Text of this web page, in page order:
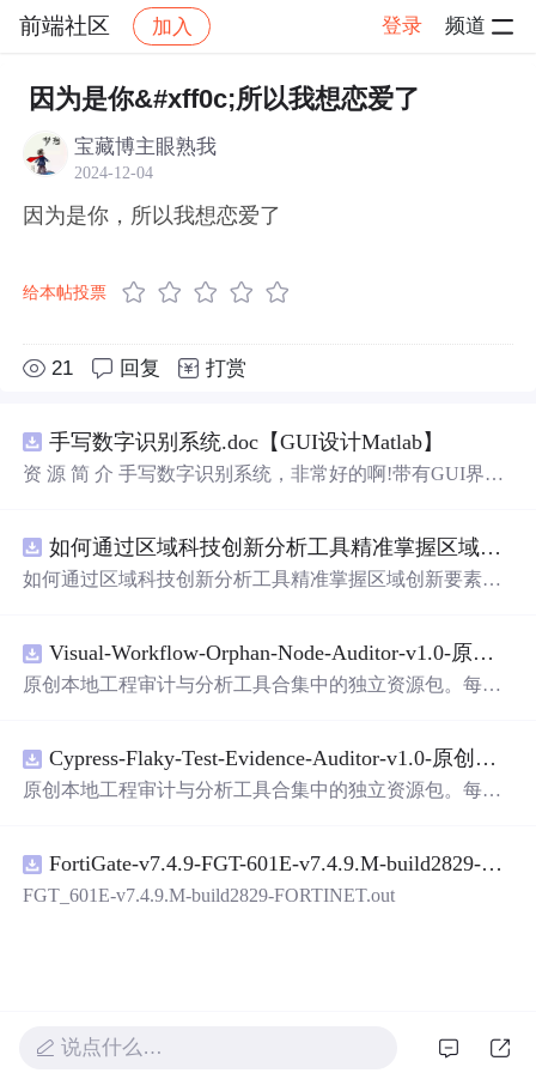
前端社区 加入 登录 频道
社区 前端社区 感慨 帖子详情
因为是你&#xff0c;所以我想恋爱了
宝藏博主眼熟我
2024-12-04
因为是你，所以我想恋爱了
给本帖投票
21 回复 打赏
手写数字识别系统.doc【GUI设计Matlab】
资 源 简 介 手写数字识别系统，非常好的啊!带有GUI界
带有直观的图形用户界面（GUI），非常容易使用。你只
需要将手写数字输入系统，它将立即给出准确的识别结
是一个非常方便和实用的工具，你一定会喜欢它的！
如何通过区域科技创新分析工具精准掌握区域创新要素分布与产业链融合现状？.docx
如何通过区域科技创新分析工具精准掌握区域创新要素分
Visual-Workflow-Orphan-Node-Auditor-v1.0-原创源码与文档.zip
原创本地工程审计与分析工具合集中的独立资源包。每个
README、运行说明、功能清单、MIT License及原创与授
权声明。解压后进入project目录，执行npm test验证算法，
目源码、Logo、官方截图、论文、生产日志或其他受限素
材。适合前端开发、AI应用工程、测试审计和课程实践。
Cypress-Flaky-Test-Evidence-Auditor-v1.0-原创源码与文档.zip
原创本地工程审计与分析工具合集中的独立资源包。每个
README、运行说明、功能清单、MIT License及原创与授
权声明。解压后进入project目录，执行npm test验证算法，
FortiGate-v7.4.9-FGT-601E-v7.4.9.M-build2829-FORTINET.out
FGT_601E-v7.4.9.M-build2829-FORTINET.out
说点什么…